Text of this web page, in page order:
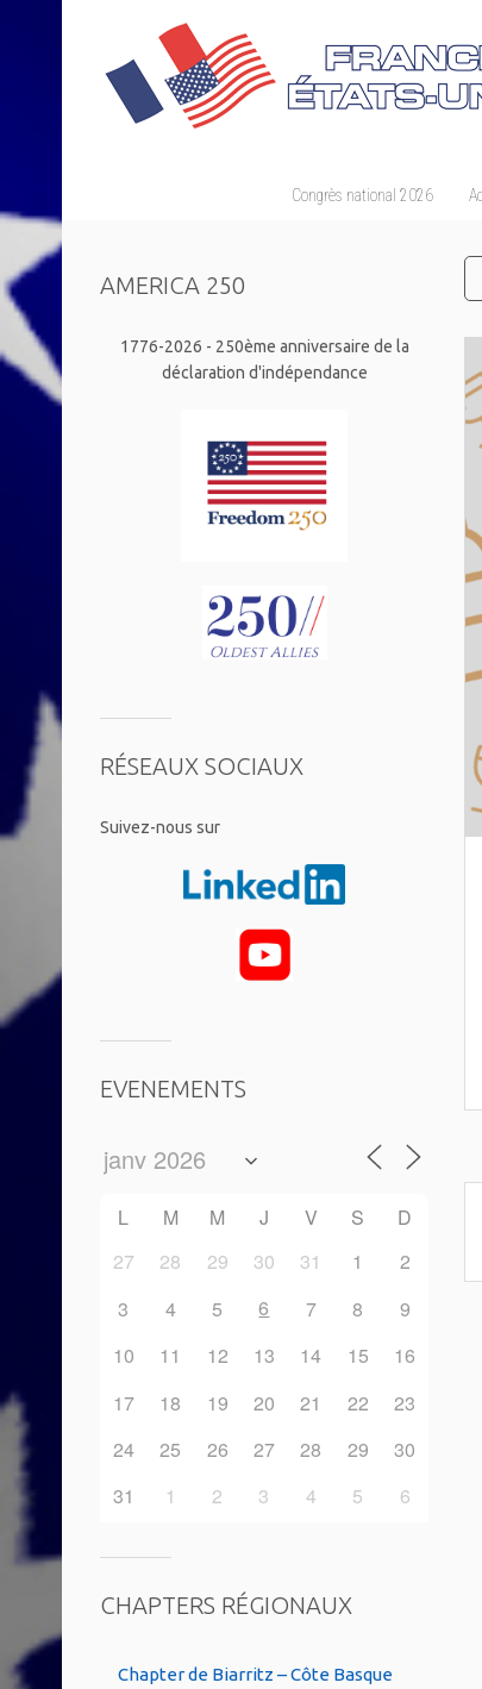
Congrès national 2026
AMERICA 250
1776-2026 - 250ème anniversaire de la
déclaration d'indépendance
RÉSEAUX SOCIAUX
​Suivez-nous sur
EVENEMENTS
L M M J V S
D
27
28 29 30 31 1
2
3
4 5 6 7 8
9
10
11 12 13 14 15
16
17
18 19 20 21 22
23
24
25 26 27 28 29
30
31
1 2 3 4 5 6
CHAPTERS RÉGIONAUX
Chapter de Biarritz – Côte Basque